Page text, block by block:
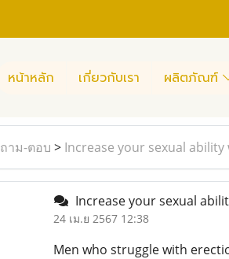
หน้าหลัก เกี่ยวกับเรา ผลิตภัณฑ์
ถาม-ตอบ > Increase your sexual
Increase your sexual
24 เม.ย 2567 12:38
Men who struggle with